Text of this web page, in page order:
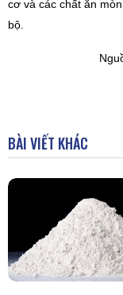
cơ và các chất ăn
bộ.
BÀI VIẾT KHÁC